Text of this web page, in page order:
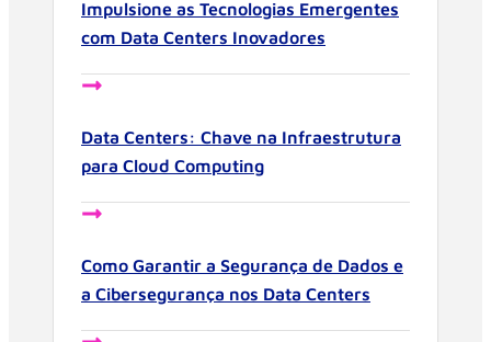
Impulsione as Tecnologias Emergentes
com Data Centers Inovadores
Data Centers: Chave na Infraestrutura
para Cloud Computing
Como Garantir a Segurança de Dados e
a Cibersegurança nos Data Centers